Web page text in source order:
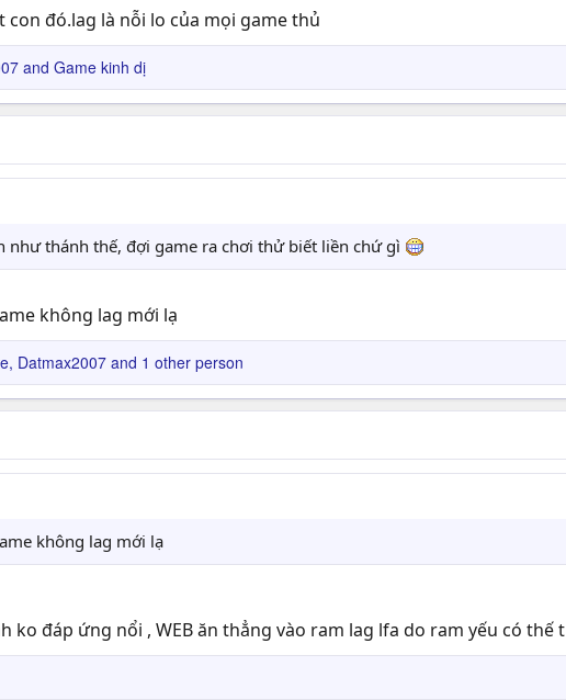
con đó.lag là nỗi lo của mọi game thủ
and Game kinh dị
như thánh thế, đợi game ra chơi thử biết liền chứ gì
không lag mới lạ
, Datmax2007 and 1 other person
không lag mới lạ
ko đáp ứng nổi , WEB ăn thẳng vào ram lag lfa do ram yếu có thế